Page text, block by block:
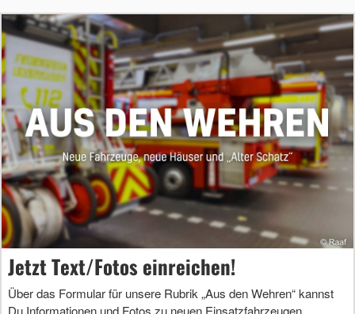
Jetzt Text/Fotos einreichen!
Über das Formular für unsere Rubrik „Aus den Wehren“ kannst
Du Informationen und Fotos zu neuen Einsatzfahrzeugen,